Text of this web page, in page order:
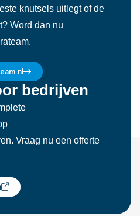
knutsels uitlegt of de
Word dan nu
bedrijven
Vraag nu een offerte